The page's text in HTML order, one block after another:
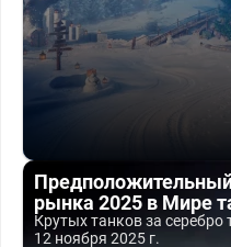
рынка 2025 в Мире
Крутых танков за серебро
12 ноября 2025 г.